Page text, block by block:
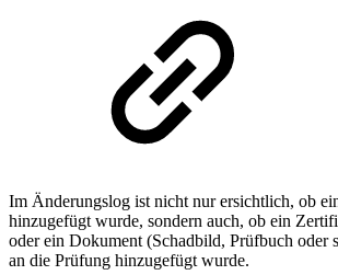
Im Änderungslog ist nicht nur ersichtlich, ob
hinzugefügt wurde, sondern auch, ob ein
oder ein Dokument (Schadbild, Prüfbuch oder
an die Prüfung hinzugefügt wurde.